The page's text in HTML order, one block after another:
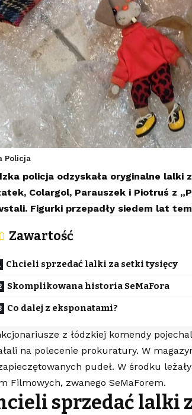
Policja
policja odzyskała oryginalne lalki
Colargol, Parauszek i Piotruś z
Figurki przepadły siedem lat
Zawartość
Chcieli sprzedać lalki za setki tysięcy
Skomplikowana historia SeMaFora
Co dalej z eksponatami?
z łódzkiej komendy
na polecenie prokuratury. W
pudeł. W środku
Filmowych, zwanego SeMaForem.
sprzedać lalki